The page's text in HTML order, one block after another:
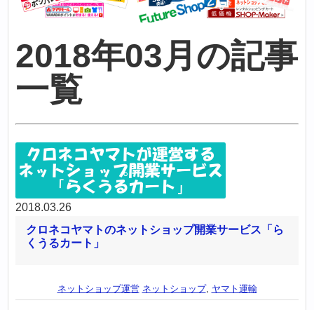
2018年03月の記事
一覧
2018.03.26
クロネコヤマトのネットショップ開業サービス「ら
くうるカート」
ネットショップ運営 ネットショップ, ヤマト運輸